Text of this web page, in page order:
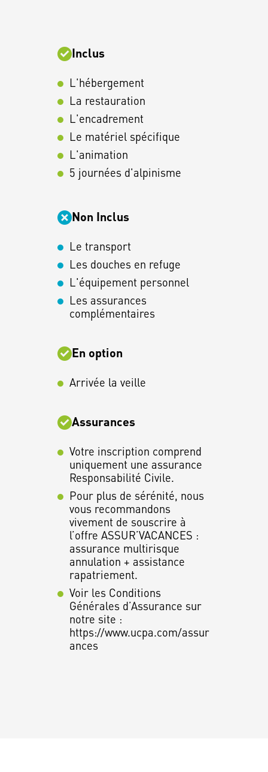
Inclus
L'hébergement
La restauration
L'encadrement
Le matériel spécifique
L'animation
5 journées d'alpinisme
Non Inclus
Le transport
Les douches en refuge
L'équipement personnel
Les assurances
complémentaires
En option
Arrivée la veille
Assurances
Votre inscription comprend
uniquement une assurance
Responsabilité Civile.
Pour plus de sérénité, nous
vous recommandons
vivement de souscrire à
l’offre ASSUR’VACANCES :
assurance multirisque
annulation + assistance
rapatriement.
Voir les Conditions
Générales d’Assurance sur
notre site :
https://www.ucpa.com/assur
ances